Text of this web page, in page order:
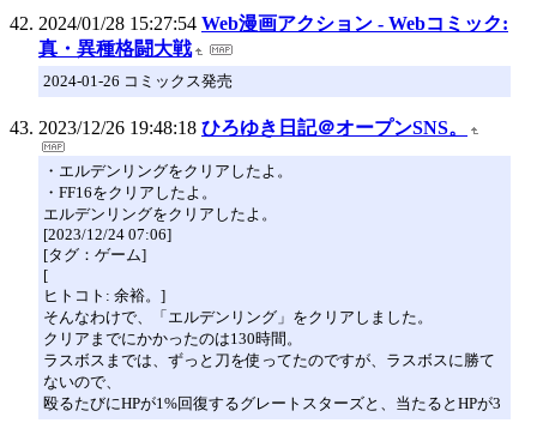
2024/01/28 15:27:54 Web漫画アクション - Webコミック:
真・異種格闘大戦
2024-01-26 コミックス発売
2023/12/26 19:48:18 ひろゆき日記＠オープンSNS。
・エルデンリングをクリアしたよ。
・FF16をクリアしたよ。
エルデンリングをクリアしたよ。
[2023/12/24 07:06]
[タグ：ゲーム]
[
ヒトコト: 余裕。]
そんなわけで、「エルデンリング」をクリアしました。
クリアまでにかかったのは130時間。
ラスボスまでは、ずっと刀を使ってたのですが、ラスボスに勝て
ないので、
殴るたびにHPが1%回復するグレートスターズと、当たるとHPが3